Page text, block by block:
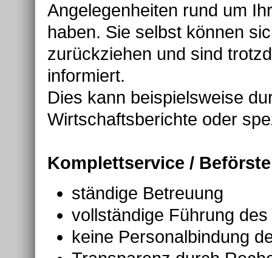
Angelegenheiten rund um
haben. Sie selbst können
zurückziehen und sind
informiert.
Dies kann beispielsweise
Wirtschaftsberichte oder
Komplettservice /
ständige Betreuung
vollständige Führung
keine Personalbindung